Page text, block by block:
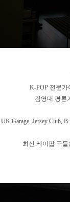
K-POP 전문
김영대 평론
UK Garage, Jersey Club,
최신 케이팝 곡